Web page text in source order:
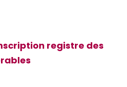
registre des